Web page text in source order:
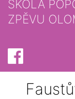
ŠKOLA
ZPĚVU